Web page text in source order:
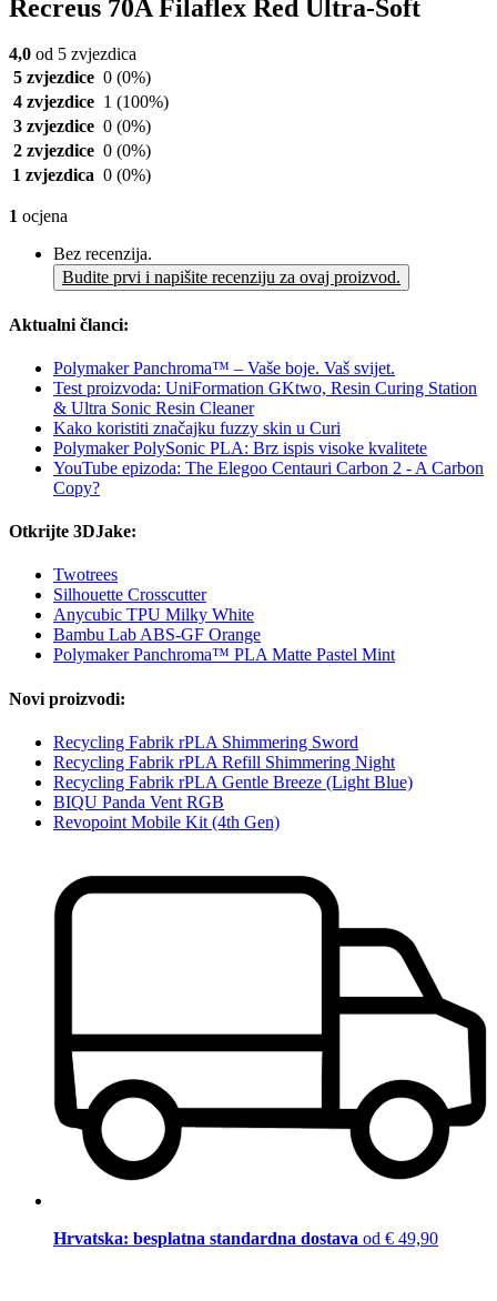
Recreus 70A Filaflex Red Ultra-Soft
4,0 od 5 zvjezdica
5 zvjezdice 0 (0%)
4 zvjezdice 1 (100%)
3 zvjezdice 0 (0%)
2 zvjezdice 0 (0%)
1 zvjezdica 0 (0%)
1 ocjena
Bez recenzija.
Budite prvi i napišite recenziju za ovaj proizvod.
Aktualni članci:
Polymaker Panchroma™ – Vaše boje. Vaš svijet.
Test proizvoda: UniFormation GKtwo, Resin Curing Station
& Ultra Sonic Resin Cleaner
Kako koristiti značajku fuzzy skin u Curi
Polymaker PolySonic PLA: Brz ispis visoke kvalitete
YouTube epizoda: The Elegoo Centauri Carbon 2 - A Carbon
Copy?
Otkrijte 3DJake:
Twotrees
Silhouette Crosscutter
Anycubic TPU Milky White
Bambu Lab ABS-GF Orange
Polymaker Panchroma™ PLA Matte Pastel Mint
Novi proizvodi:
Recycling Fabrik rPLA Shimmering Sword
Recycling Fabrik rPLA Refill Shimmering Night
Recycling Fabrik rPLA Gentle Breeze (Light Blue)
BIQU Panda Vent RGB
Revopoint Mobile Kit (4th Gen)
Hrvatska: besplatna standardna dostava od € 49,90